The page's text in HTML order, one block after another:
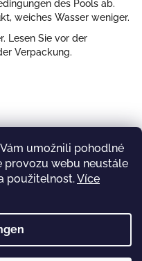
umožnili pohodlné
provozu webu neustále
použitelnost.Více
des Pools ab.
weiches Wasser weniger.
Lesen Sie vor der
Verpackung.
pH-Wert, verhindert